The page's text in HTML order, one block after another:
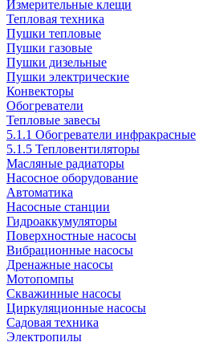
Измерительные клещи
Тепловая техника
Пушки тепловые
Пушки газовые
Пушки дизельные
Пушки электрические
Конвекторы
Обогреватели
Тепловые завесы
5.1.1 Обогреватели инфракрасные
5.1.5 Тепловентиляторы
Масляные радиаторы
Насосное оборудование
Автоматика
Насосные станции
Гидроаккумуляторы
Поверхностные насосы
Вибрационные насосы
Дренажные насосы
Мотопомпы
Скважинные насосы
Циркуляционные насосы
Садовая техника
Электропилы